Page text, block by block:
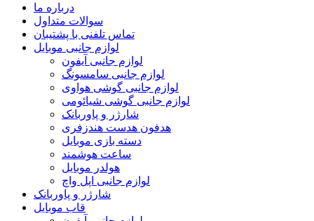
درباره ما
سوالات متداول
تماس تلفنی با پشتیبان
لوازم جانبی موبایل
لوازم جانبی آیفون
لوازم جانبی سامسونگ
لوازم جانبی گوشی هواوی
لوازم جانبی گوشی شیائومی
شارژر و پاوربانک
هدفون هدست هندزفری
دسته بازی موبایل
ساعت هوشمند
هولدر موبایل
لوازم جانبی اپل واچ
شارژر و پاوربانک
قاب موبایل